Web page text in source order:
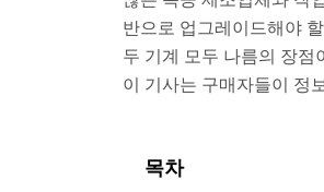
반으로 업그레이드해야
두 기계 모두 나름의 장점
이 기사는 구매자들이 정
목차